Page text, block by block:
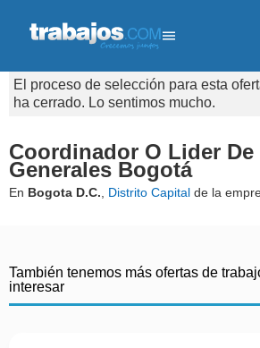
El proceso de selección para esta
ha cerrado. Lo sentimos mucho.
Coordinador O Lider
Generales Bogotá
En Bogota D.C. Distrito Capital de la
También tenemos más ofertas de
interesar